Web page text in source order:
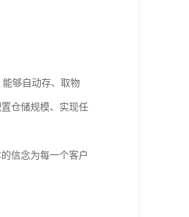
够自动存、取物
仓储规模、实现任
信念为每一个客户